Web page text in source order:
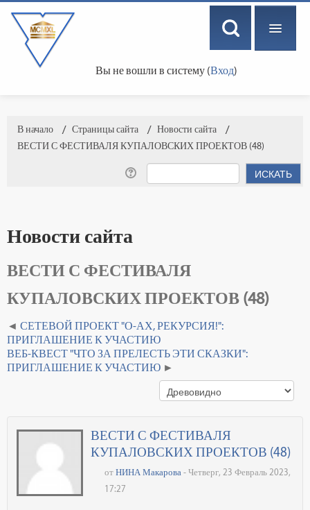
Вы не вошли в систему (Вход)
В начало → Страницы сайта → Новости сайта
→
ВЕСТИ С ФЕСТИВАЛЯ КУПАЛОВСКИХ ПРОЕКТОВ (48)
Новости сайта
ВЕСТИ С ФЕСТИВАЛЯ
КУПАЛОВСКИХ ПРОЕКТОВ (48)
СЕТЕВОЙ ПРОЕКТ "О-АХ, РЕКУРСИЯ!":
ПРИГЛАШЕНИЕ К УЧАСТИЮ
ВЕБ-КВЕСТ "ЧТО ЗА ПРЕЛЕСТЬ ЭТИ СКАЗКИ":
ПРИГЛАШЕНИЕ К УЧАСТИЮ
ВЕСТИ С ФЕСТИВАЛЯ
КУПАЛОВСКИХ ПРОЕКТОВ (48)
от НИНА Макарова - Четверг, 23 Февраль 2023,
17:27